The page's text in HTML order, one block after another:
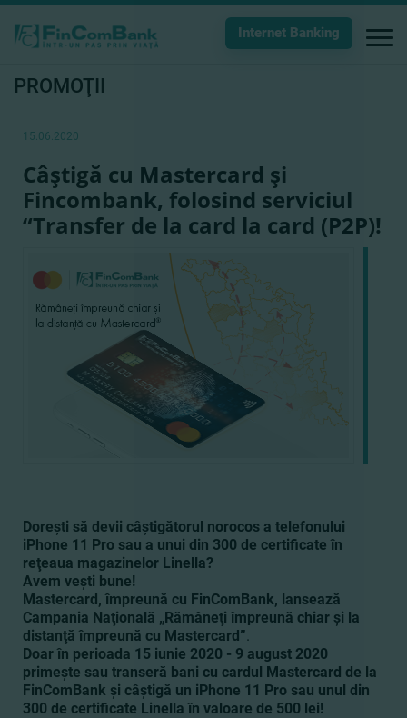
Internet Banking
PROMOŢII
15.06.2020
Câştigă cu Mastercard şi
Fincombank, folosind serviciul
“Transfer de la card la card (P2P)!
Doreşti să devii câştigătorul norocos a telefonului
iPhone 11 Pro sau a unui din 300 de certificate în
reţeaua magazinelor Linella?
Avem veşti bune!
Mastercard, împreună cu FinComBank, lansează
Campania Naţională „Rămâneţi împreună chiar şi la
distanţă împreună cu Mastercard”.
Doar în perioada 15 iunie 2020 - 9 august 2020
primeşte sau transeră bani cu cardul Mastercard de la
FinComBank şi câştigă un iPhone 11 Pro sau unul din
300 de certificate Linella în valoare de 500 lei!